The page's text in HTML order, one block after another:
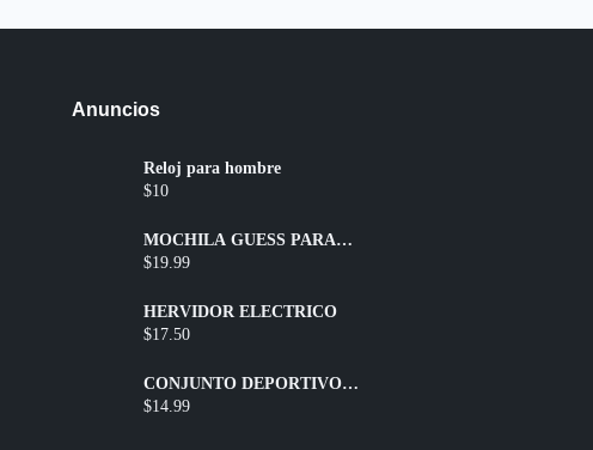
Anuncios
Reloj para hombre
$10
MOCHILA GUESS PARA
DAMA
$19.99
HERVIDOR ELÉCTRICO
$17.50
CONJUNTO DEPORTIVO
SHORT + TOP
$14.99